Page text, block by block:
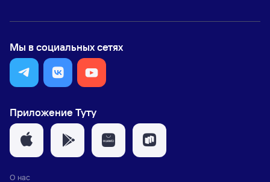
Мы в социальных сетях
Приложение Туту
О нас